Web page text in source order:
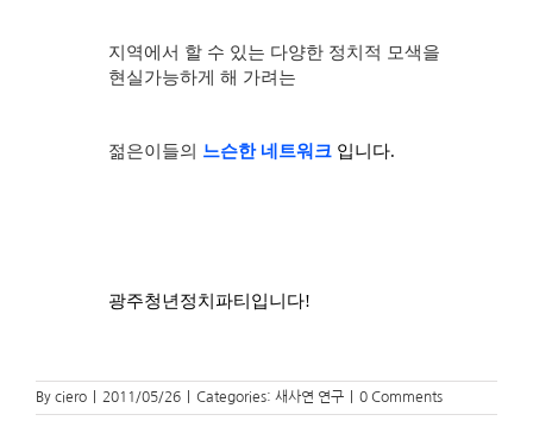
지역에서 할 수 있는 다양한 정치적 모색을
현실가능하게 해 가려는
젊은이들의 느슨한 네트워크 입니다.
광주청년정치파티입니다!
By ciero 2011/05/26 Categories: 새사연 연구 0 Comments